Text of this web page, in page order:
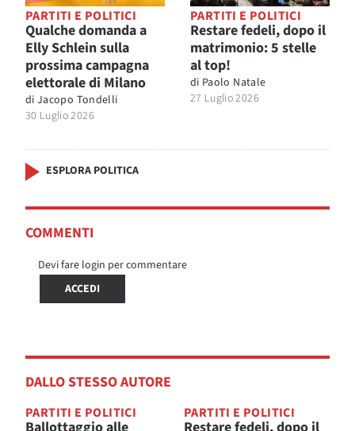
PARTITI E POLITICI
Qualche domanda a
Elly Schlein sulla
prossima campagna
elettorale di Milano
di Jacopo Tondelli
30 Luglio 2026
PARTITI E POLITICI
Restare fedeli, dopo il
matrimonio: 5 stelle
al top!
di Paolo Natale
27 Luglio 2026
ESPLORA POLITICA
COMMENTI
Devi fare login per commentare
ACCEDI
DALLO STESSO AUTORE
PARTITI E POLITICI PARTITI E POLITICI